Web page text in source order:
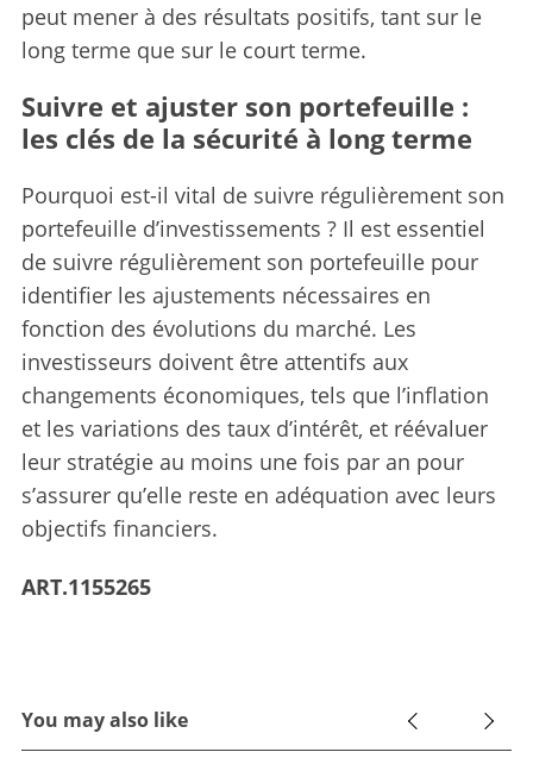
peut mener à des résultats positifs, tant sur le
long terme que sur le court terme.
Suivre et ajuster son portefeuille :
les clés de la sécurité à long terme
Pourquoi est-il vital de suivre régulièrement son
portefeuille d’investissements ? Il est essentiel
de suivre régulièrement son portefeuille pour
identifier les ajustements nécessaires en
fonction des évolutions du marché. Les
investisseurs doivent être attentifs aux
changements économiques, tels que l’inflation
et les variations des taux d’intérêt, et réévaluer
leur stratégie au moins une fois par an pour
s’assurer qu’elle reste en adéquation avec leurs
objectifs financiers.
ART.1155265
You may also like